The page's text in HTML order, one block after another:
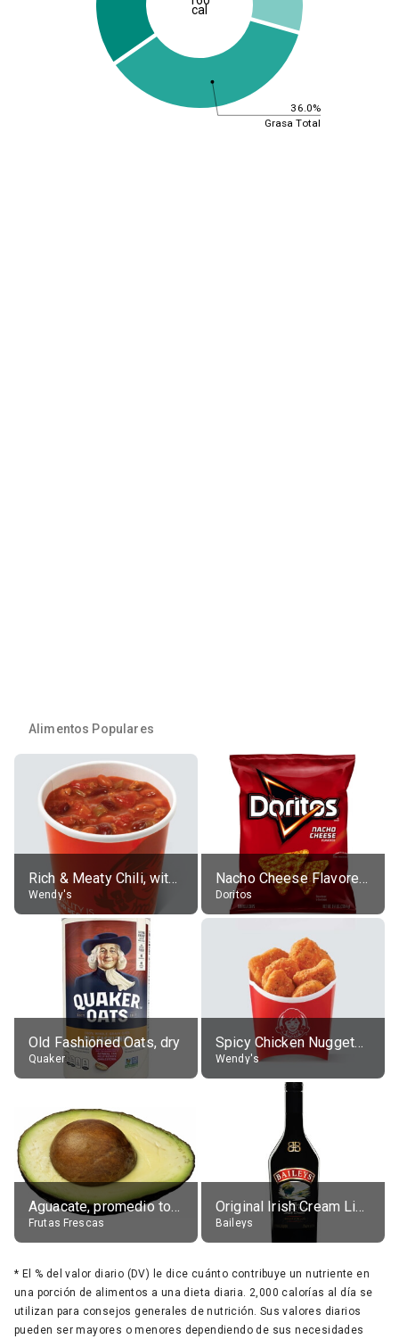
36.0%
Grasa Total
cal
Alimentos Populares
Rich & Meaty Chili, without toppings, large
Wendy's
Nacho Cheese Flavored Tortilla Chips
Doritos
Old Fashioned Oats, dry
Quaker
Spicy Chicken Nuggets, without sauce
Wendy's
Aguacate, promedio todos variedades, crudo
Frutas Frescas
Original Irish Cream Liqueur (17% alc.)
Baileys
* El % del valor diario (DV) le dice cuánto contribuye un nutriente en
una porción de alimentos a una dieta diaria. 2,000 calorías al día se
utilizan para consejos generales de nutrición. Sus valores diarios
pueden ser mayores o menores dependiendo de sus necesidades